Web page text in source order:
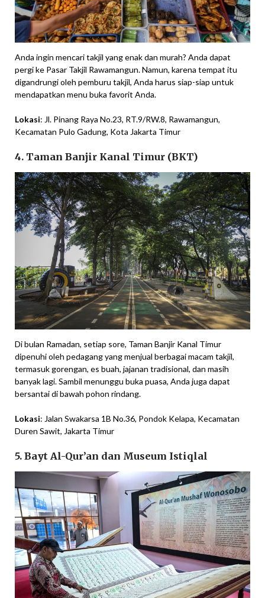
Anda ingin mencari takjil yang enak dan murah? Anda dapat
pergi ke Pasar Takjil Rawamangun. Namun, karena tempat itu
digandrungi oleh pemburu takjil, Anda harus siap-siap untuk
mendapatkan menu buka favorit Anda.
Lokasi: Jl. Pinang Raya No.23, RT.9/RW.8, Rawamangun,
Kecamatan Pulo Gadung, Kota Jakarta Timur
4. Taman Banjir Kanal Timur (BKT)
Di bulan Ramadan, setiap sore, Taman Banjir Kanal Timur
dipenuhi oleh pedagang yang menjual berbagai macam takjil,
termasuk gorengan, es buah, jajanan tradisional, dan masih
banyak lagi. Sambil menunggu buka puasa, Anda juga dapat
bersantai di bawah pohon rindang.
Lokasi: Jalan Swakarsa 1B No.36, Pondok Kelapa, Kecamatan
Duren Sawit, Jakarta Timur
5. Bayt Al-Qur’an dan Museum Istiqlal